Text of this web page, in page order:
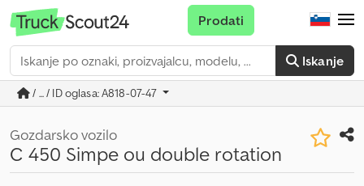
Iskanje
Prodati
/ ... / ID oglasa: A818-07-47
Gozdarsko vozilo
C 450 Simpe ou double rotation